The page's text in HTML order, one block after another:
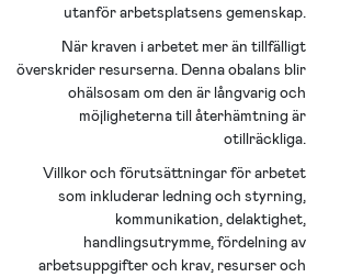
utanför arbetsplatsens gemenskap.
När kraven i arbetet mer än tillfälligt
överskrider resurserna. Denna obalans blir
ohälsosam om den är långvarig och
möjligheterna till återhämtning är
otillräckliga.
Villkor och förutsättningar för arbetet
som inkluderar ledning och styrning,
kommunikation, delaktighet,
handlingsutrymme, fördelning av
arbetsuppgifter och krav, resurser och